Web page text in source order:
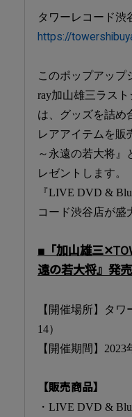
タワーレコード渋
https://
このポップアップ
ray加山雄三ラス
は、グッズを詰め
レアアイテムを販
～永遠の若大将』
レゼントします。
『LIVE DVD &
コード渋谷店が盛
■「加山雄三
遠の若大将』発
【開催場所】タ
14）
【開催期間】
【販売商品】
・LIVE DVD &